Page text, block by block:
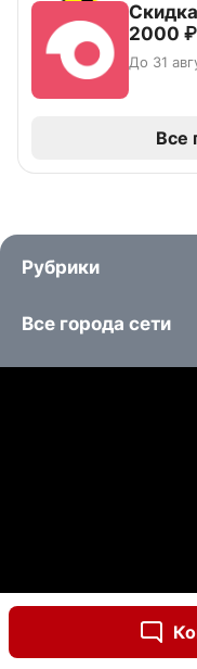
2000 ₽
До 31
Все
Рубрики
Все города сети